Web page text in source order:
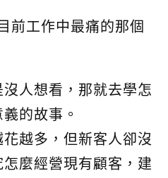
前工作中最痛的那個
人想看，那就去學怎
的故事。
越多，但新客人卻沒
麼經營現有顧客，建